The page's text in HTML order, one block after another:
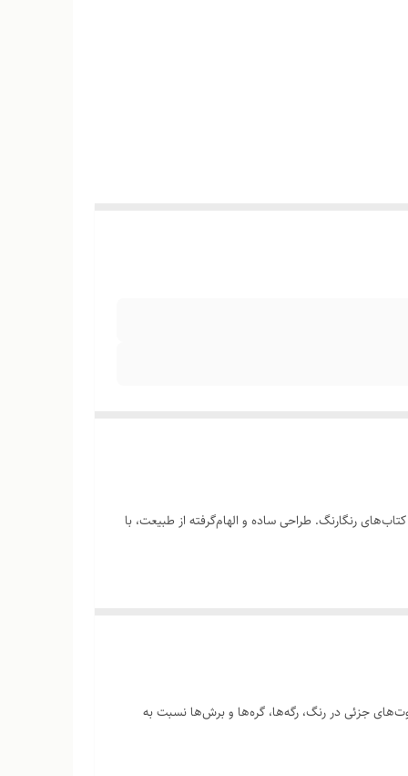
رنگارنگ. طراحی ساده و الهام‌گرفته از طبیعت، با
جزئی در رنگ، رگه‌ها، گره‌ها و برش‌ها نسبت به